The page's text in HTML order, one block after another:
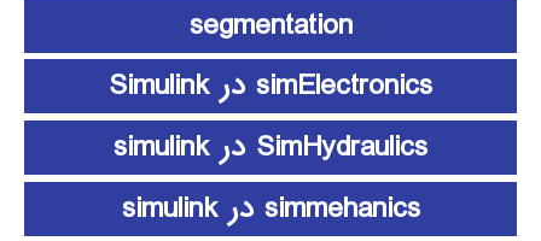
segmentation
simElectronics در Simulink
SimHydraulics در simulink
simmehanics در simulink